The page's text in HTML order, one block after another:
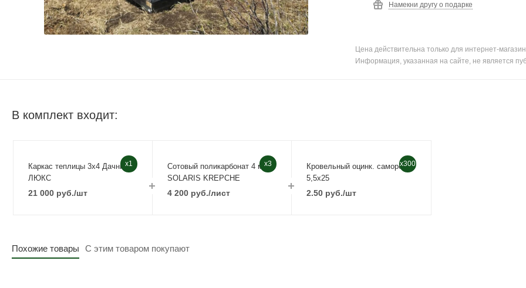
Намекни другу о подарке
Цена действительна только для интернет-
Информация, указанная на сайте, не является
В комплект входит:
x1
Каркас теплицы 3х4 Дачница
ЛЮКС
21 000руб./шт
x3
Сотовый поликарбонат 4 мм
SOLARIS KREPCHE
4 200 руб./лист
x300
Кровельный оцинк. саморез
5,5х25
2.50 руб./шт
Похожие товары С этим товаром покупают